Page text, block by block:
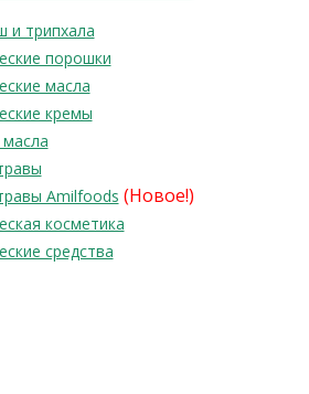
и трипхала
порошки
масла
кремы
Amilfoods (Новое!)
косметика
средства